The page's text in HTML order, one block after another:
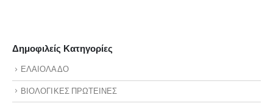
Δημοφιλείς Κατηγορίες
ΕΛΑΙΟΛΑΔΟ
ΒΙΟΛΟΓΙΚΕΣ ΠΡΩΤΕΙΝΕΣ